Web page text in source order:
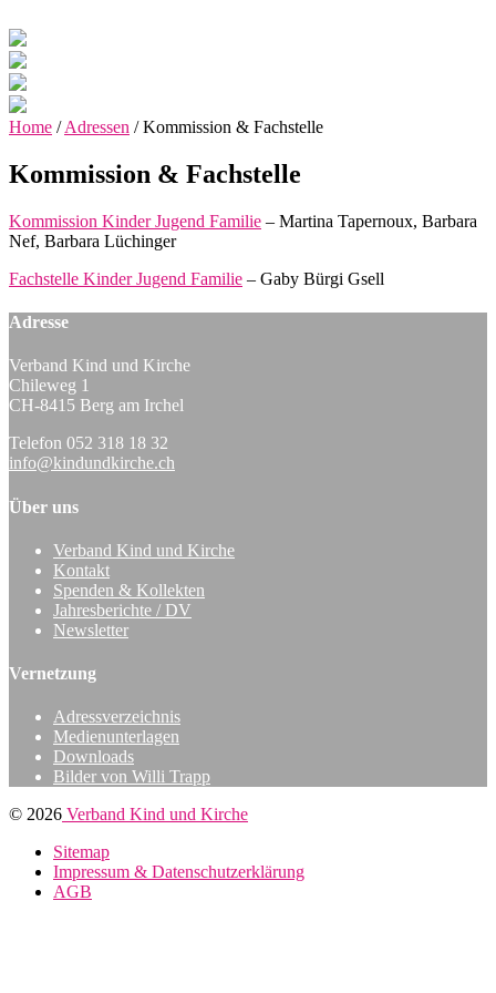
Home / Adressen /Kommission & Fachstelle
Kommission & Fachstelle
Kommission Kinder Jugend Familie – Martina Tapernoux, Barbara
Nef, Barbara Lüchinger
Fachstelle Kinder Jugend Familie – Gaby Bürgi Gsell
Adresse
Verband Kind und Kirche
Chileweg 1
CH-8415 Berg am Irchel
Telefon 052 318 18 32
info@kindundkirche.ch
Über uns
Verband Kind und Kirche
Kontakt
Spenden & Kollekten
Jahresberichte / DV
Newsletter
Vernetzung
Adressverzeichnis
Medienunterlagen
Downloads
Bilder von Willi Trapp
© 2026 Verband Kind und Kirche
Sitemap
Impressum & Datenschutzerklärung
AGB